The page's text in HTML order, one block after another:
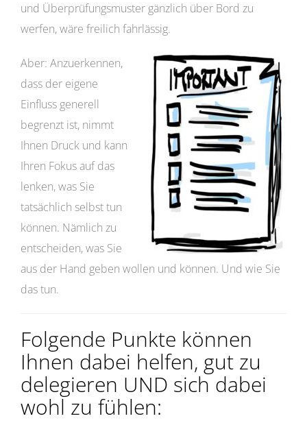
und Überprüfungsmuster gänzlich über Bord zu
werfen, wäre freilich fahrlässig.
Aber: Anzuerkennen,
dass der eigene
Einfluss generell
begrenzt ist, nimmt
Ihnen Druck und kann
Ihren Fokus auf das
lenken, was Sie
tatsächlich selbst tun
können. Nämlich zu
entscheiden, was Sie
aus der Hand geben wollen und können. Und wie Sie
das tun.
Folgende Punkte können
Ihnen dabei helfen, gut zu
delegieren UND sich dabei
wohl zu fühlen: